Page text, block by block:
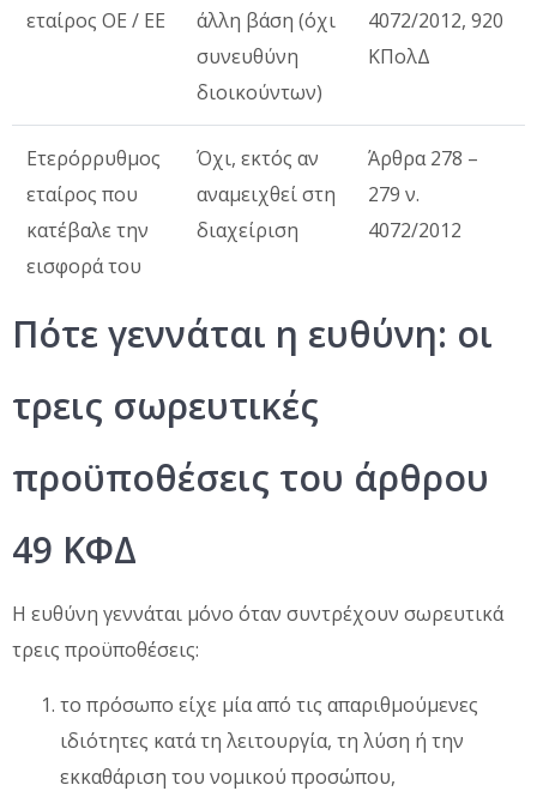
εταίρος ΟΕ / ΕΕ
άλλη βάση (όχι
συνευθύνη
διοικούντων)
4072/2012, 920
ΚΠολΔ
Ετερόρρυθμος
εταίρος που
κατέβαλε την
εισφορά του
Όχι, εκτός αν
αναμειχθεί στη
διαχείριση
Άρθρα 278 –
279 ν.
4072/2012
Πότε γεννάται η ευθύνη: οι
τρεις σωρευτικές
προϋποθέσεις του άρθρου
49 ΚΦΔ
Η ευθύνη γεννάται μόνο όταν συντρέχουν σωρευτικά
τρεις προϋποθέσεις:
το πρόσωπο είχε μία από τις απαριθμούμενες
ιδιότητες κατά τη λειτουργία, τη λύση ή την
εκκαθάριση του νομικού προσώπου,